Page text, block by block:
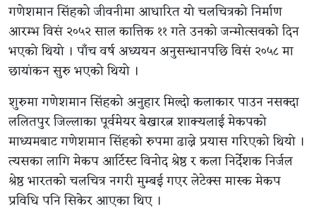
गणेशमान सिंहको जीवनीमा आधारित यो चलचित्रको निर्माण
आरम्भ विसं २०५२ साल कात्तिक ११ गते उनको जन्मोत्सवको दिन
भएको थियो । पाँच वर्ष अध्ययन अनुसन्धानपछि विसं २०५८ मा
छायांकन सुरु भएको थियो ।
शुरुमा गणेशमान सिंहको अनुहार मिल्दो कलाकार पाउन नसक्दा
ललितपुर जिल्लाका पूर्वमेयर बेखारत्न शाक्यलाई मेकपको
माध्यमबाट गणेशमान सिंहको रुपमा ढाल्ने प्रयास गरिएको थियो ।
त्यसका लागि मेकप आर्टिस्ट विनोद श्रेष्ठ र कला निर्देशक निर्जल
श्रेष्ठ भारतको चलचित्र नगरी मुम्बई गएर लेटेक्स मास्क मेकप
प्रविधि पनि सिकेर आएका थिए ।